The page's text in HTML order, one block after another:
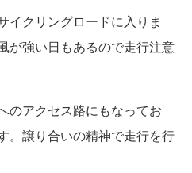
イクリングロードに入りま
が強い日もあるので走行注意
のアクセス路にもなってお
。譲り合いの精神で走行を行